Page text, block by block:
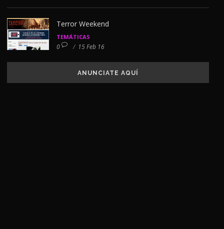
Terror Weekend
TEMÁTICAS
0 / 15 Feb 16
ANUNCIATE AQUÍ